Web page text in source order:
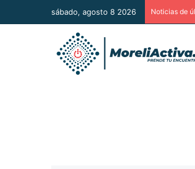
sábado, agosto 8 2026 Noticias de